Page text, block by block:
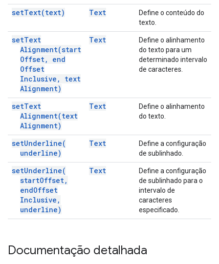
setText(text) Text
Define o conteúdo do
texto.
setText
Alignment(start
Offset,
end
Offset
Inclusive ,
text
Alignment)
Text
Define o alinhamento
do texto para um
determinado intervalo
de caracteres.
setText
Alignment(text
Alignment)
Text
Define o alinhamento
do texto.
setUnderline(
underline)
Text
Define a configuração
de sublinhado.
setUnderline(
startOffset,
endOffset
Inclusive ,
underline)
Text
Define a configuração
de sublinhado para o
intervalo de
caracteres
especificado.
Documentação detalhada